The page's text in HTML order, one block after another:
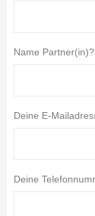
Name Partner(in)?
Deine E-
Deine